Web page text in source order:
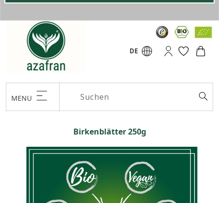
DE
MENU
Birkenblätter 250g